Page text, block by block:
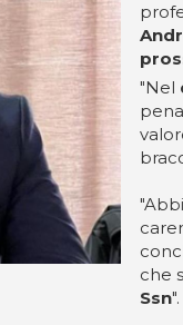
"Nel
che
Ssn".